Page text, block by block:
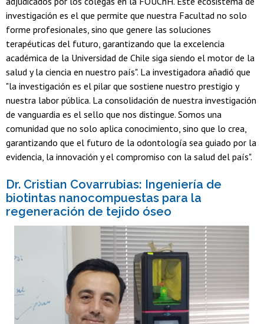
investigación es el que permite que nuestra Facultad no solo
forme profesionales, sino que genere las soluciones
terapéuticas del futuro, garantizando que la excelencia
académica de la Universidad de Chile siga siendo el motor de la
salud y la ciencia en nuestro país". La investigadora añadió que
"la investigación es el pilar que sostiene nuestro prestigio y
nuestra labor pública. La consolidación de nuestra investigación
de vanguardia es el sello que nos distingue. Somos una
comunidad que no solo aplica conocimiento, sino que lo crea,
garantizando que el futuro de la odontología sea guiado por la
evidencia, la innovación y el compromiso con la salud del país".
Dr. Cristian Covarrubias: Ingeniería de
biotintas nanocompuestas para la
regeneración de tejido óseo